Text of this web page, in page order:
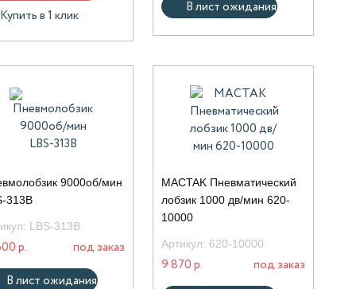
Купить в 1 клик
В лист ожидания
9000об/мин
313B
LBS-313B
р. под заказ
В лист ожидания
MACTAK Пневматический
лобзик 1000 дв/мин 620-
10000
Артикул: 620-10000
9 870 р. под заказ